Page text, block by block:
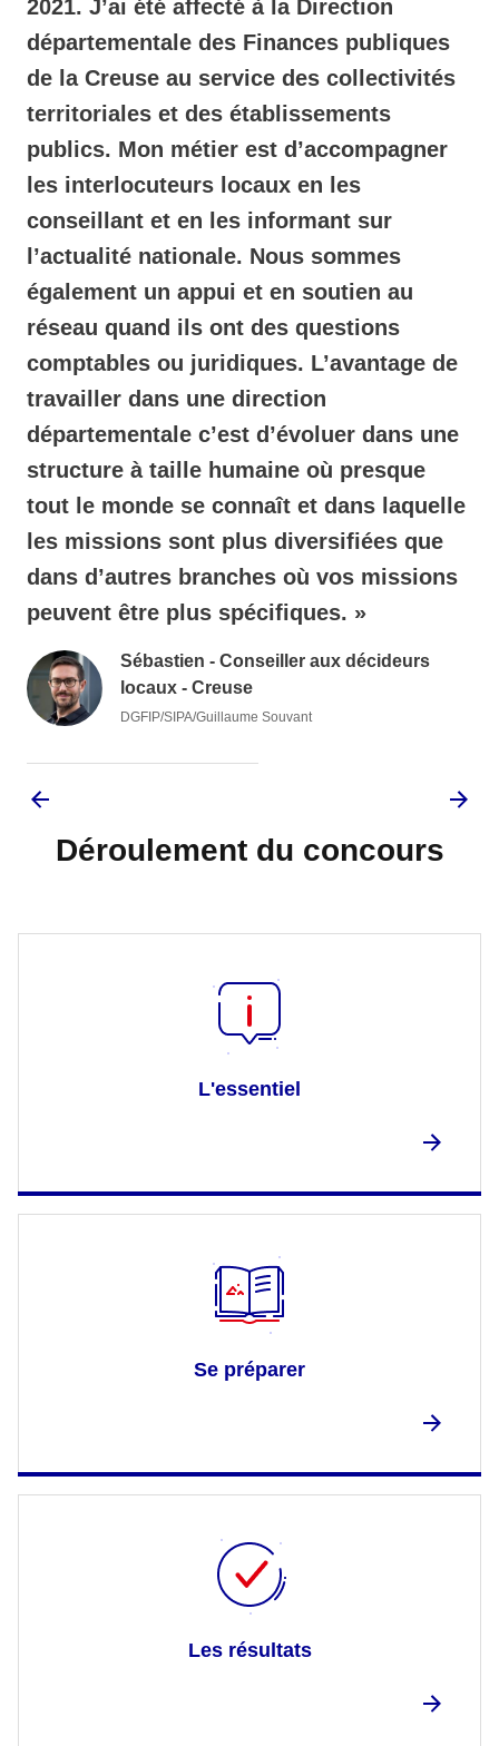
2021. J’ai été affecté à la Direction
départementale des Finances publiques
de la Creuse au service des collectivités
territoriales et des établissements
publics. Mon métier est d’accompagner
les interlocuteurs locaux en les
conseillant et en les informant sur
l’actualité nationale. Nous sommes
également un appui et en soutien au
réseau quand ils ont des questions
comptables ou juridiques. L’avantage de
travailler dans une direction
départementale c’est d’évoluer dans une
structure à taille humaine où presque
tout le monde se connaît et dans laquelle
les missions sont plus diversifiées que
dans d’autres branches où vos missions
peuvent être plus spécifiques. »
Sébastien - Conseiller aux décideurs
locaux - Creuse
DGFIP/SIPA/Guillaume Souvant
Déroulement du concours
L'essentiel
Se préparer
Les résultats